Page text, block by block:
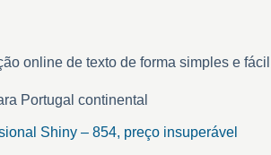
online de texto de forma simples e fácil
Portugal continental
Shiny – 854, preço insuperável